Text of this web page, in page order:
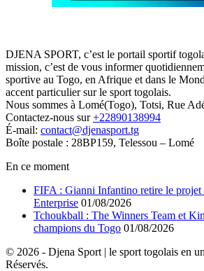
DJENA SPORT, c’est le portail sportif
mission, c’est de vous informer
sportive au Togo, en Afrique et dans le
accent particulier sur le sport togolais.
Nous sommes à Lomé(Togo), Totsi, Rue
Contactez-nous sur+22890138994
É-mail: contact@djenasport.tg
Boîte postale : 28BP159, Telessou – Lomé
En ce moment
FIFA : Gianni Infantino retire le
Enterprise 01/08/2026
Tchoukball : The Winners Team et
champions du Togo 01/08/2026
© 2026 - Djena Sport | le sport togolais en
Réservés.